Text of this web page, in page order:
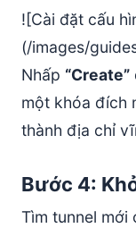
![Cài đặt cấu
(/images/
Nhấp “Create”
một khóa đích
thành địa chỉ
Bước 4:
Tìm tunnel mới